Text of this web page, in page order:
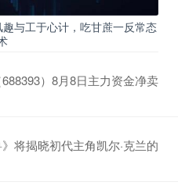
与工于心计，吃甘蔗一反常态
）8月8日主力资金净卖
将揭晓初代主角凯尔·克兰的